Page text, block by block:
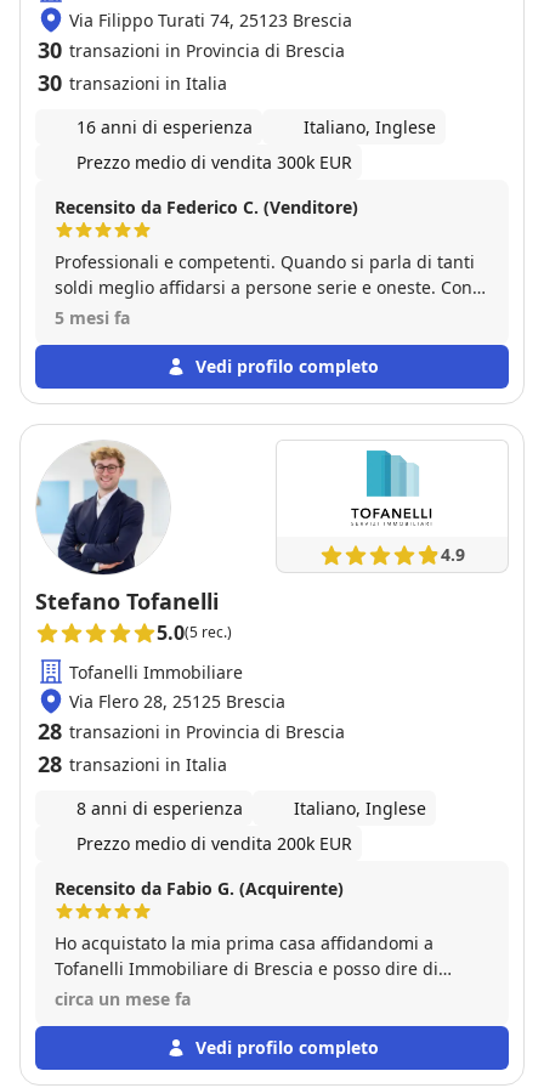
massima fiduciae serenità al sig. MARIO, il quale vi
darà consigli importanti e fi farà fare sogni
tranquilli.LA CASA STUDIO IMMOBILIARE È MOLTO
PROFESSIONALE E COMPETENTE.Grazie MARIO!!! a
risentirci.
Via Filippo Turati 74, 25123 Brescia
30 transazioni in Provincia di Brescia
30 transazioni in Italia
16 anni di esperienza
Italiano, Inglese
Prezzo medio di vendita 300k EUR
Recensito da Federico C. (Venditore)
Professionali e competenti. Quando si parla di tanti
soldi meglio affidarsi a persone serie e oneste. Con
Gabetti andate sul sicuro! Ottima agenzia
5 mesi fa
Vedi profilo completo
4.9
Stefano Tofanelli
5.0(5 rec.)
Tofanelli Immobiliare
Via Flero 28, 25125 Brescia
28 transazioni in Provincia di Brescia
28 transazioni in Italia
8 anni di esperienza
Italiano, Inglese
Prezzo medio di vendita 200k EUR
Recensito da Fabio G. (Acquirente)
Ho acquistato la mia prima casa affidandomi a
Tofanelli Immobiliare di Brescia e posso dire di
essere stato sinceramente molto soddisfatto
tutto il suo team si sono dimostrati estremamente
disponibili, professionali ed efficaci,
circa un mese fa
Vedi profilo completo